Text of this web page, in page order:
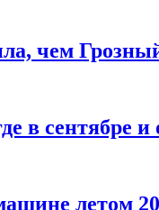
чем
в сентябре и
летом